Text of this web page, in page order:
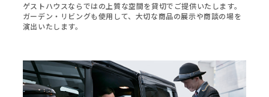
ゲストハウスならではの上質な空間を貸切でご提供いたします。
ガーデン・リビングも使用して、大切な商品の展示や商談の場を
演出いたします。